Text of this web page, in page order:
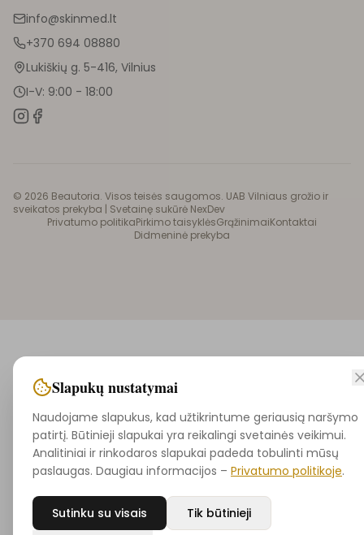
info@skinmed.lt
+370 694 08880
Lukiškių g. 5-416, Vilnius
I-V: 9:00 - 18:00
© 2026 Beautoria. Visos teisės saugomos. UAB Vilniaus grožio ir
sveikatos prekyba | Svetainę sukūrė NexDev
Privatumo politikaPirkimo taisyklėsGrąžinimaiKontaktai
Didmeninė prekyba
Slapukų nustatymai
Naudojame slapukus, kad užtikrintume geriausią naršymo
patirtį. Būtinieji slapukai yra reikalingi svetainės veikimui.
Analitiniai ir rinkodaros slapukai padeda tobulinti mūsų
paslaugas. Daugiau informacijos – Privatumo politikoje.
Sutinku su visais Tik būtinieji